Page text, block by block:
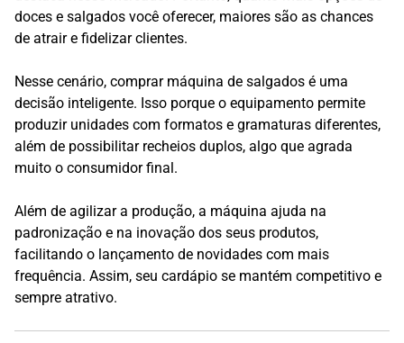
doces e salgados você oferecer, maiores são as chances
de atrair e fidelizar clientes.
Nesse cenário, comprar máquina de salgados é uma
decisão inteligente. Isso porque o equipamento permite
produzir unidades com formatos e gramaturas diferentes,
além de possibilitar recheios duplos, algo que agrada
muito o consumidor final.
Além de agilizar a produção, a máquina ajuda na
padronização e na inovação dos seus produtos,
facilitando o lançamento de novidades com mais
frequência. Assim, seu cardápio se mantém competitivo e
sempre atrativo.